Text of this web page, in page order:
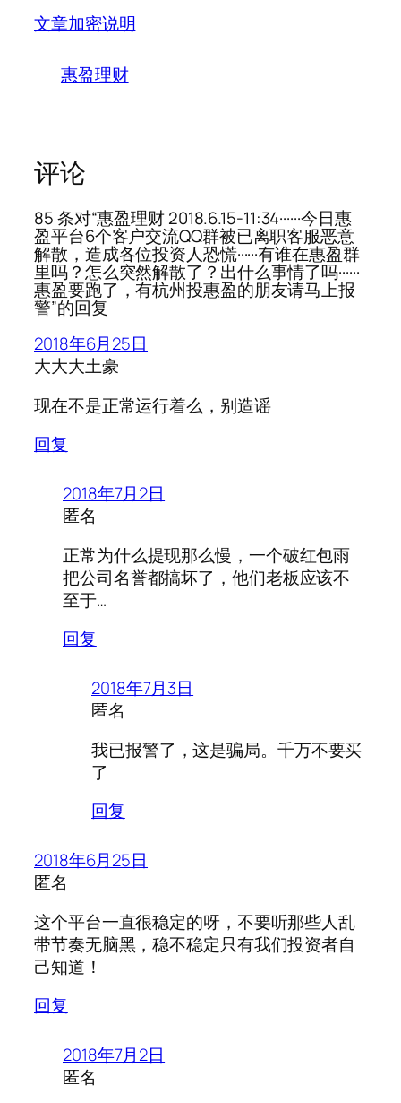
文章加密说明
惠盈理财
评论
85 条对“惠盈理财 2018.6.15-11:34······今日惠
盈平台6个客户交流QQ群被已离职客服恶意
解散，造成各位投资人恐慌······有谁在惠盈群
里吗？怎么突然解散了？出什么事情了吗······
惠盈要跑了，有杭州投惠盈的朋友请马上报
警”的回复
2018年6月25日
大大大土豪
现在不是正常运行着么，别造谣
回复
2018年7月2日
匿名
正常为什么提现那么慢，一个破红包雨
把公司名誉都搞坏了，他们老板应该不
至于…
回复
2018年7月3日
匿名
我已报警了，这是骗局。千万不要买
了
回复
2018年6月25日
匿名
这个平台一直很稳定的呀，不要听那些人乱
带节奏无脑黑，稳不稳定只有我们投资者自
己知道！
回复
2018年7月2日
匿名